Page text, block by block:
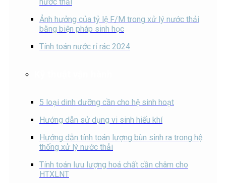
nước thải
Ảnh hưởng của tỷ lệ F/M trong xử lý nước thải
bằng biện pháp sinh học
Tính toán nước rỉ rác 2024
5 loại dinh dưỡng cần cho hệ sinh hoạt
Hướng dẫn sử dụng vi sinh hiếu khí
Hướng dẫn tính toán lượng bùn sinh ra trong hệ
thống xử lý nước thải
Tính toán lưu lượng hoá chất cần châm cho
HTXLNT